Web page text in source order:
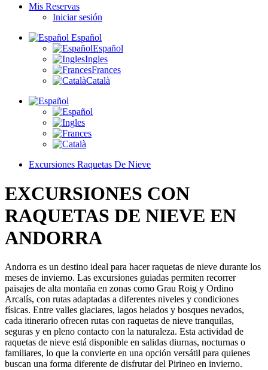
Mis Reservas
Iniciar sesión
Español
Español
Ingles
Frances
Català
Excursiones Raquetas De Nieve
EXCURSIONES CON
RAQUETAS DE NIEVE EN
ANDORRA
Andorra es un destino ideal para hacer raquetas de nieve durante los
meses de invierno. Las excursiones guiadas permiten recorrer
paisajes de alta montaña en zonas como Grau Roig y Ordino
Arcalís, con rutas adaptadas a diferentes niveles y condiciones
físicas. Entre valles glaciares, lagos helados y bosques nevados,
cada itinerario ofrecen rutas con raquetas de nieve tranquilas,
seguras y en pleno contacto con la naturaleza. Esta actividad de
raquetas de nieve está disponible en salidas diurnas, nocturnas o
familiares, lo que la convierte en una opción versátil para quienes
buscan una forma diferente de disfrutar del Pirineo en invierno.